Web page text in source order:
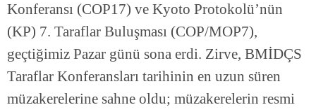
Konferansı (COP17) ve Kyoto Protokolü’nün
(KP) 7. Taraflar Buluşması (COP/MOP7),
geçtiğimiz Pazar günü sona erdi. Zirve, BMİDÇS
Taraflar Konferansları tarihinin en uzun süren
müzakerelerine sahne oldu; müzakerelerin resmi